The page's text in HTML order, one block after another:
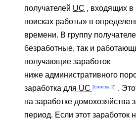
получателей UC , входящих в
поисках работы» в
времени. В группу
безработные, так и
получающие заработок
ниже административного
заработка для UC [сноска 2] .
на заработке домохозяйства
период. Если этот заработок